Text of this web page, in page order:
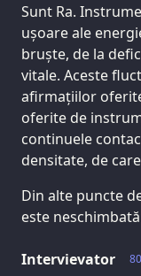
Sunt Ra.
ușoare ale
bruște, de la
vitale. Aceste
afirmațiilor
oferite de
continuele
densitate, de
Din alte puncte
este
Intervievator